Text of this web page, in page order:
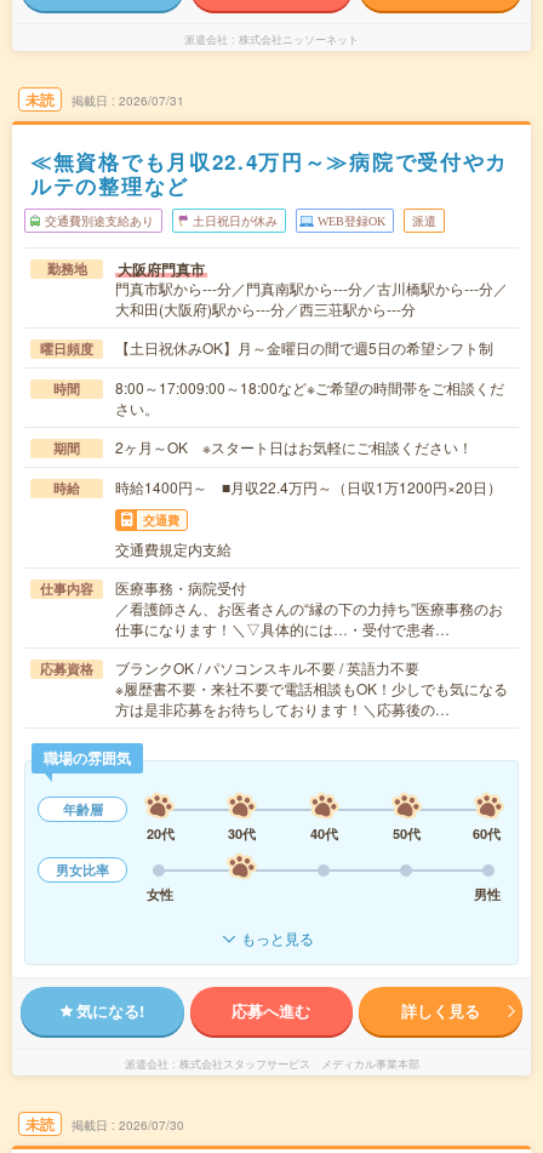
派遣会社 株式会社ニッソーネット
未読 掲載日 2026/07/31
≪無資格でも月収22.4万円～≫病院で受付やカ
ルテの整理など
交通費別途支給あり 土日祝日が休み WEB登録OK 派遣
勤務地 大阪府門真市
門真市駅から---分／門真南駅から---分／古川橋駅から---分／
大和田(大阪府)駅から---分／西三荘駅から---分
曜日頻度 【土日祝休みOK】月～金曜日の間で週5日の希望シフト制
時間
8:00～17:009:00～18:00など※ご希望の時間帯をご相談くだ
さい。
期間 2ヶ月～OK ※スタート日はお気軽にご相談ください！
時給 時給1400円～ ■月収22.4万円～（日収1万1200円×20日）
交通費
交通費規定内支給
仕事内容
医療事務・病院受付
／看護師さん、お医者さんの“縁の下の力持ち”医療事務のお
仕事になります！＼▽具体的には…・受付で患者…
応募資格
ブランクOK / パソコンスキル不要 / 英語力不要
※履歴書不要・来社不要で電話相談もOK！少しでも気になる
方は是非応募をお待ちしております！＼応募後の…
職場の雰囲気
年齢層
20代
30代 40代 50代
60代
男女比率
女性
男性
もっと見る
気になる! 応募へ進む 詳しく見る
派遣会社 株式会社スタッフサービス メディカル事業本部
未読 掲載日 2026/07/30